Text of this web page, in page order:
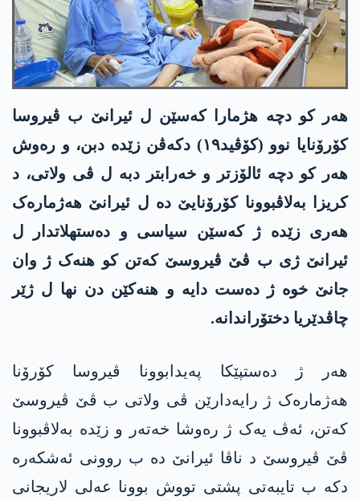
هەر کو دچە هژمارا کەسێن ل ئیرانێ ب ڤیروسا
کۆرۆنایا نوو (کۆڤید١٩) دکەڤن زێدە دبن، و رەوش
هەر کو دچە ئالۆزتر و خەرابتر دبە ل ڤی ولاتی، د
کریزا بەلاڤبوونا کۆرۆنایێ دە ل ئیرانێ هەژمارەک
هەری زێدە ژ کەسێن سیاسی و دەستهلاتدار ل
ئیرانێ ژی ب ڤێ ڤیروسێ کەتن کو هنەک ژ وان
جانێ خوە ژ دەست دایە و هنەکێن دن نها ل ژێر
چاڤدێریا دختۆراندانە.
هەر ژ دەستپێکا پەیدابوونا ڤیروسا کۆرۆنا
هەژمارەک ژ رایەدارێن ڤی ولاتی ب ڤێ ڤیروسێ
کەتن، ئەڤ یەک ژ رەوشا خەتەر و زێدە بەلاڤبوونا
ڤێ ڤیروسێ د ناڤا ئیرانێ دە ب روونی ئەشکەرە
دکە ب تایبەتی پشتی تووش بوونا عەلی لاریجانی